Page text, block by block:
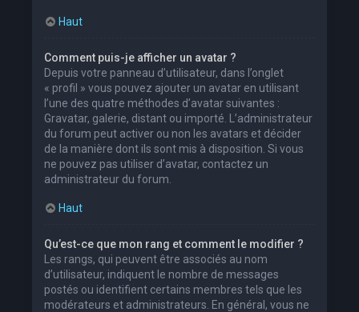
Haut
Comment puis-je afficher un avatar ?
Depuis votre panneau d’utilisateur, dans l’onglet
« profil » vous pouvez ajouter un avatar en utilisant
l’une des quatre méthodes d’avatar suivantes :
Gravatar, galerie, distant ou importé. L’administrateur
du forum peut activer ou non les avatars et décider
de la manière dont ils sont mis à disposition. Si vous
ne pouvez pas utiliser d’avatar, contactez un
administrateur du forum.
Haut
Qu’est-ce que mon rang et comment le modifier ?
Les rangs, qui peuvent être associés au nom
d’utilisateur, indiquent le nombre de messages
postés ou identifient certains membres tels que les
modérateurs et administrateurs. En général, vous ne